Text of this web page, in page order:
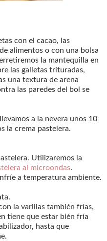
con el cacao, las
alimentos o con una bolsa
la mantequilla en
las galletas trituradas,
una textura de arena
las paredes del bol se
a la nevera unos 10
la crema pastelera.
Utilizaremos la
al microondas.
a temperatura ambiente.
la varillas también frías,
tiene que estar bién fría
hasta que